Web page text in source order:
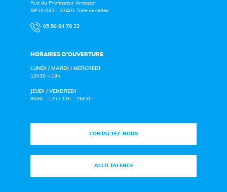
Rue du Professeur Arnozan
BP10 035 – 33401 Talence cedex
05 56 84 78 33
HORAIRES D’OUVERTURE
LUNDI / MARDI / MERCREDI
12h30 – 19h
JEUDI / VENDREDI
8h30 – 12h / 13h – 16h30
CONTACTEZ-NOUS
ALLO TALENCE